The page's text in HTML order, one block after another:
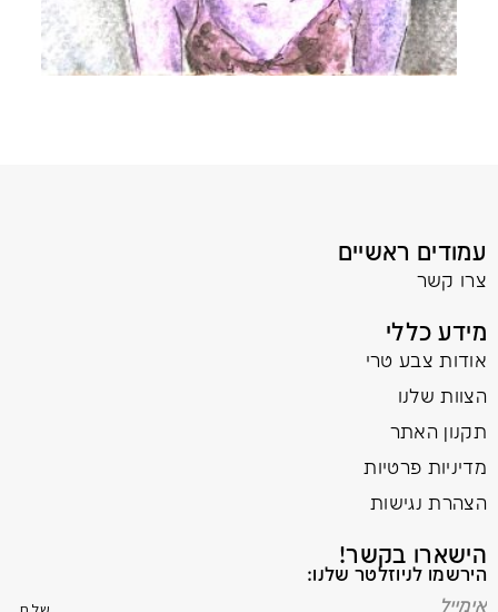
עמודים ראשיים
צרו קשר
מידע כללי
אודות צבע טרי
הצוות שלנו
תקנון האתר
מדיניות פרטיות
הצהרת נגישות
הישארו בקשר!
הירשמו לניוזלטר שלנו: